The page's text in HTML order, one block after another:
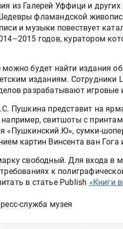
из Галерей Уффици и
фламандской
и музыки повествует
годов, куратором
будет найти издания
изданиям. Сотрудники
разрабатывают игровые
Пушкина представит на
свитшоты c
«Пушкинский.Ю», сумки-
картин Винсента ван
свободный. Для входа в
к
в статье Publish «Книги
служба музея